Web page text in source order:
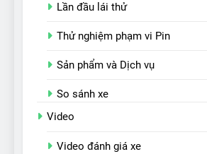
Lần đầu lái thử
Thử nghiệm phạm vi Pin
Sản phẩm và Dịch vụ
So sánh xe
Video
Video đánh giá xe